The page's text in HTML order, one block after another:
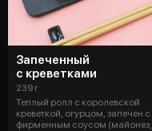
Запеченный
с креветками
239 г
Теплый ролл с королевской
креветкой, огурцом, запечен с
фирменным соусом (майонез,